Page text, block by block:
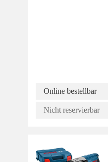
Online bestellbar
Nicht reservierbar